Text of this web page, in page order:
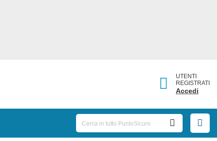
UTENTI
REGISTRATI
Accedi